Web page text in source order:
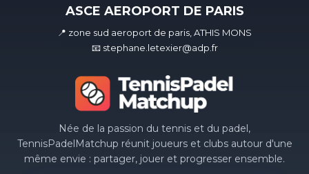
ASCE AEROPORT DE PARIS
📍 zone sud aeroport de paris, ATHIS MONS
📧 stephane.letexier@adp.fr
Née de la passion du tennis et du padel,
TennisPadelMatchup réunit joueurs et clubs autour d'une
même envie : partager, jouer et progresser ensemble.